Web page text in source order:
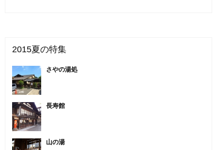
2015夏の特集
さやの湯処
長寿館
山の湯